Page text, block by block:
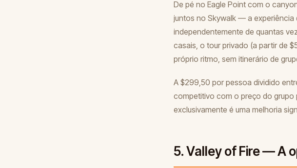
De pé no Eagle Point com o
juntos no Skywalk — a
independentemente de quantas
casais, o tour privado (a partir de
próprio ritmo, sem itinerário de
A $299,50 por pessoa dividido
competitivo com o preço do
exclusivamente é uma melhoria
5. Valley of Fire — A